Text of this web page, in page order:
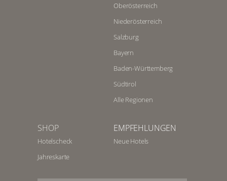
Oberösterreich
Niederösterreich
Salzburg
Bayern
Baden-Württemberg
Südtirol
Alle Regionen
SHOP
Hotelscheck
Jahreskarte
EMPFEHLUNGEN
Neue Hotels